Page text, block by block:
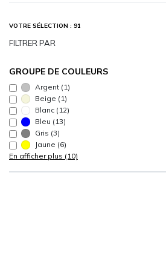
VOTRE SÉLECTION : 91
FILTRER PAR
GROUPE DE COULEURS
Argent (1)
Beige (1)
Blanc (12)
Bleu (13)
Gris (3)
Jaune (6)
En afficher plus (10)